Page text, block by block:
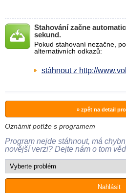
Stahování začne
sekund.
Pokud stahovaní nezačne,
alternativních odkazů:
stáhnout z http://
» zpět na detail
Oznámit potíže s programem
Program nejde stáhnout, má
novější verzi? Dejte nám o tom